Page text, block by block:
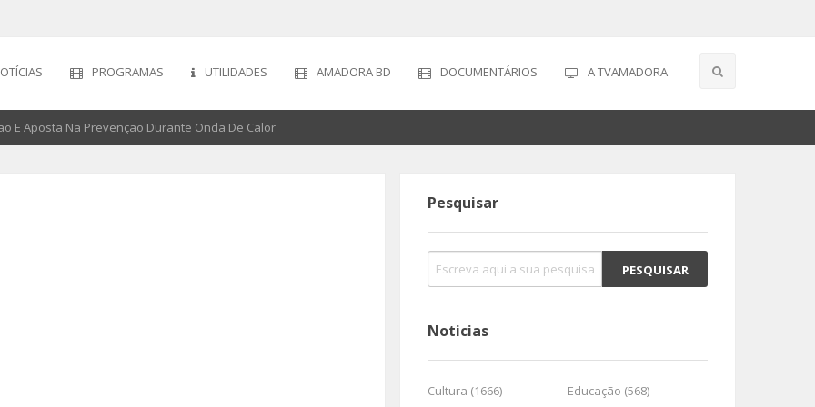
PROGRAMAS UTILIDADES AMADORA BD DOCUMENTÁRIOS A TVAMADORA
E Aposta Na Prevenção Durante Onda De Calor
Pesquisar
Noticias
Cultura (1666)
Educação (568)